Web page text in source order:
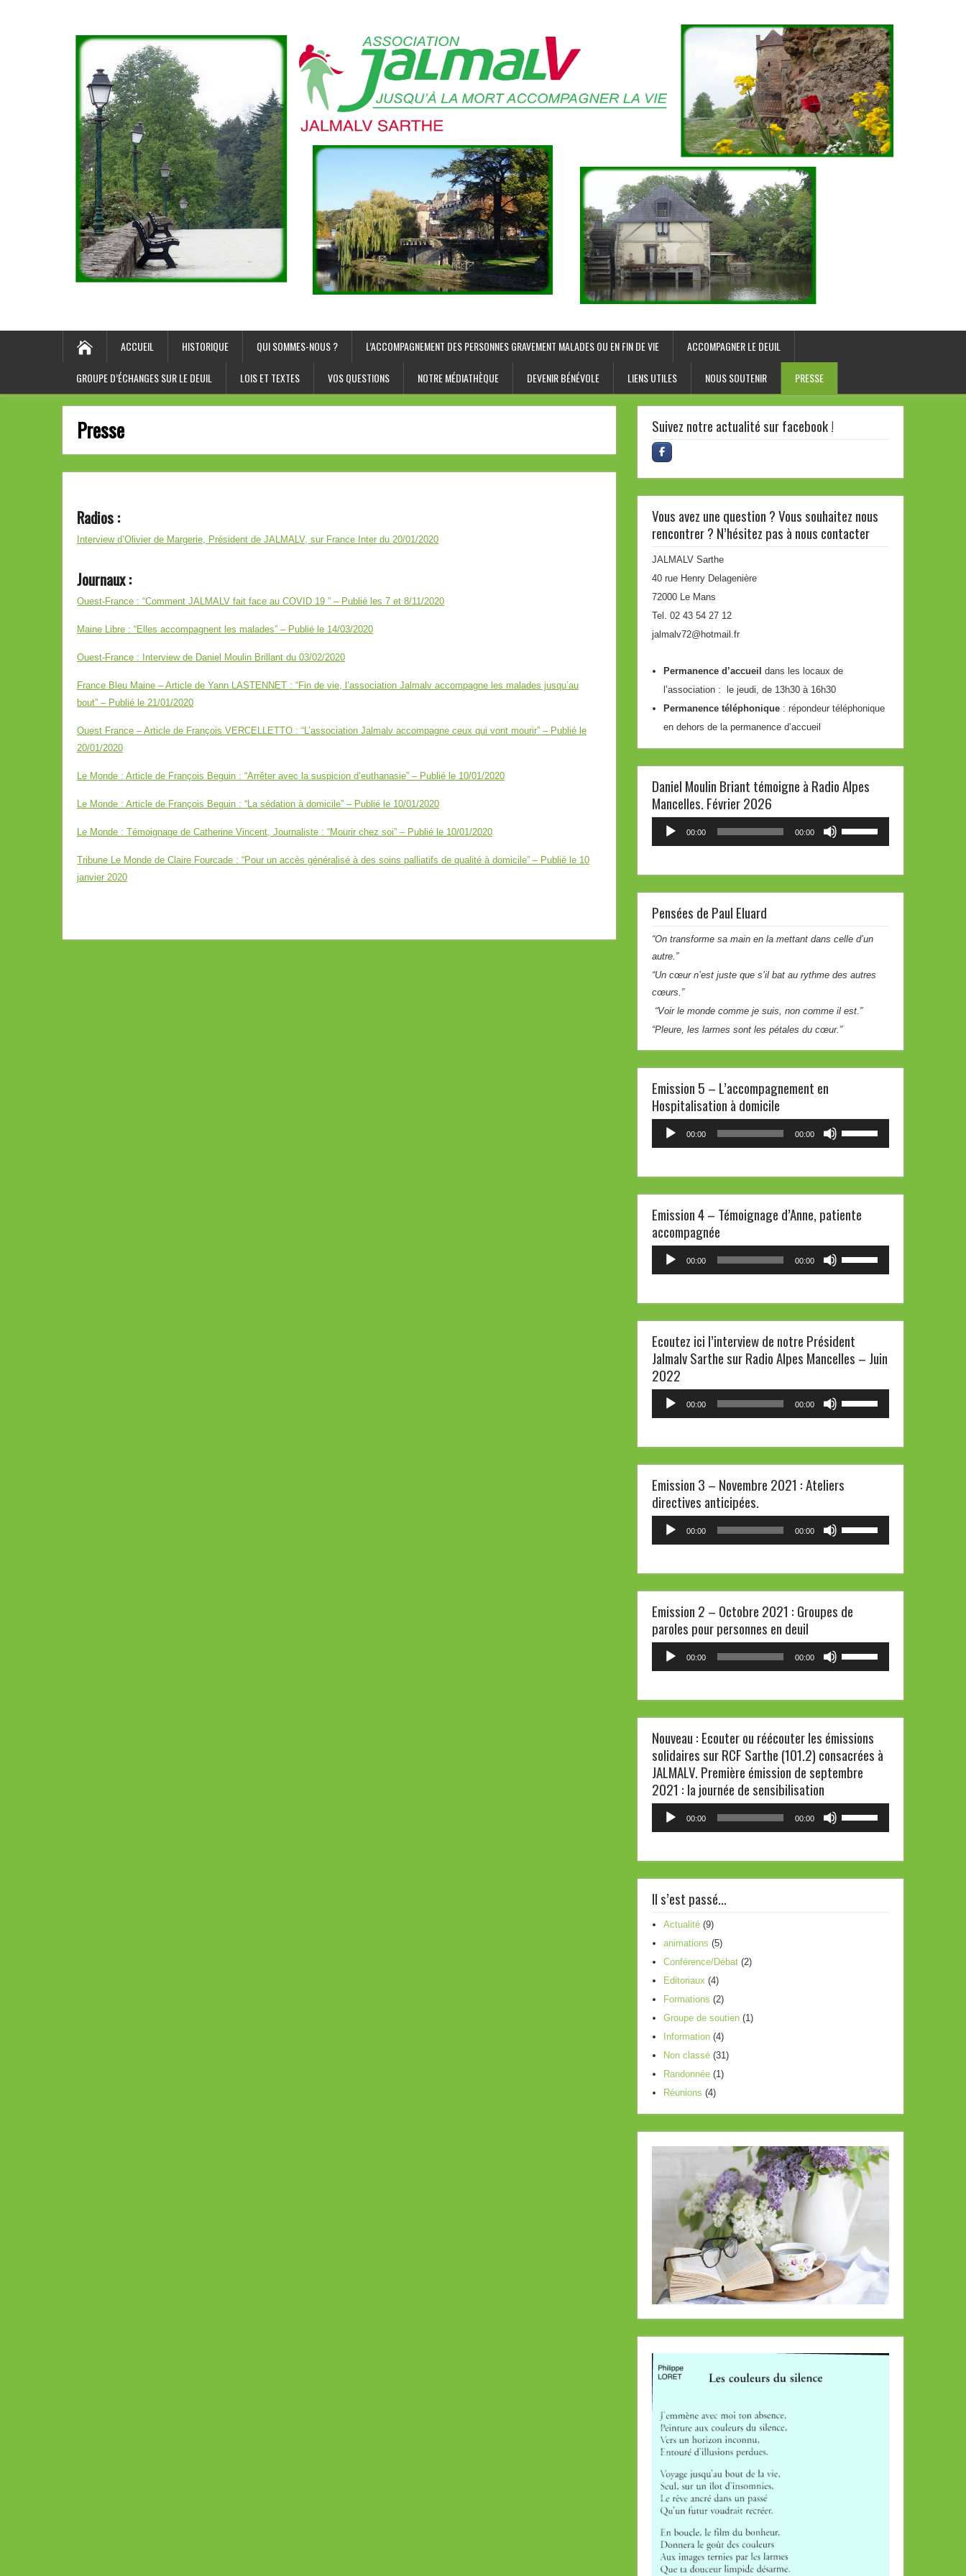
ACCUEIL HISTORIQUE QUI SOMMES-NOUS ? L’ACCOMPAGNEMENT DES PERSONNES GRAVEMENT MALADES OU EN FIN DE VIE ACCOMPAGNER LE DEUIL
GROUPE D’ÉCHANGES SUR LE DEUIL LOIS ET TEXTES VOS QUESTIONS NOTRE MÉDIATHÈQUE DEVENIR BÉNÉVOLE LIENS UTILES NOUS SOUTENIR PRESSE
Presse
Radios :
Interview d’Olivier de Margerie, Président de JALMALV, sur France Inter du 20/01/2020
Journaux:
Ouest-France : “Comment JALMALV fait face au COVID 19 ” – Publié les 7 et 8/11/2020
Maine Libre : “Elles accompagnent les malades” – Publié le 14/03/2020
Ouest-France : Interview de Daniel Moulin Brillant du 03/02/2020
France Bleu Maine – Article de Yann LASTENNET : “Fin de vie, l’association Jalmalv accompagne les malades jusqu’au
bout” – Publié le 21/01/2020
Ouest France – Article de François VERCELLETTO : “L’association Jalmalv accompagne ceux qui vont mourir” – Publié le
20/01/2020
Le Monde : Article de François Beguin : “Arrêter avec la suspicion d’euthanasie” – Publié le 10/01/2020
Le Monde : Article de François Beguin : “La sédation à domicile” – Publié le 10/01/2020
Le Monde : Témoignage de Catherine Vincent, Journaliste : “Mourir chez soi” – Publié le 10/01/2020
Tribune Le Monde de Claire Fourcade : “Pour un accès généralisé à des soins palliatifs de qualité à domicile” – Publié le 10
janvier 2020
Suivez notre actualité sur facebook !
Vous avez une question ? Vous souhaitez nous
rencontrer ? N’hésitez pas à nous contacter
JALMALV Sarthe
40 rue Henry Delagenière
72000 Le Mans
Tel. 02 43 54 27 12
jalmalv72@hotmail.fr
Permanence d’accueil dans les locaux de
l’association : le jeudi, de 13h30 à 16h30
Permanence téléphonique : répondeur téléphonique
en dehors de la permanence d’accueil
Daniel Moulin Briant témoigne à Radio Alpes
Mancelles. Février 2026
Lecteur
00:00 00:00
haut/bas
pour
diminuer
volume.
Pensées de Paul Eluard
“On transforme sa main en la mettant dans celle d’un
autre.”
“Un cœur n’est juste que s’il bat au rythme des autres
cœurs.”
“Voir le monde comme je suis, non comme il est.”
“Pleure, les larmes sont les pétales du cœur.”
Emission 5 – L’accompagnement en
Hospitalisation à domicile
Lecteur
00:00 00:00
haut/bas
pour
augmenter
diminuer
le
Emission 4 – Témoignage d’Anne, patiente
accompagnée
Lecteur
00:00 00:00
haut/bas
pour
augmenter
ou
le
volume.
Ecoutez ici l’interview de notre Président
Jalmalv Sarthe sur Radio Alpes Mancelles – Juin
2022
Lecteur
00:00 00:00
haut/bas
pour
augmenter
diminuer
le
Emission 3 – Novembre 2021 : Ateliers
directives anticipées.
Lecteur
00:00 00:00
haut/bas
pour
augmenter
diminuer
le
Emission 2 – Octobre 2021 : Groupes de
paroles pour personnes en deuil
Lecteur
00:00 00:00
haut/bas
pour
augmenter
ou
diminuer
volume.
Nouveau : Ecouter ou réécouter les émissions
solidaires sur RCF Sarthe (101.2) consacrées à
JALMALV. Première émission de septembre
2021 : la journée de sensibilisation
Lecteur
00:00 00:00
haut/bas
pour
Il s’est passé…
Actualité (9)
animations (5)
Conférence/Débat (2)
Editoriaux (4)
Formations (2)
Groupe de soutien (1)
Information (4)
Non classé (31)
Randonnée (1)
Réunions (4)